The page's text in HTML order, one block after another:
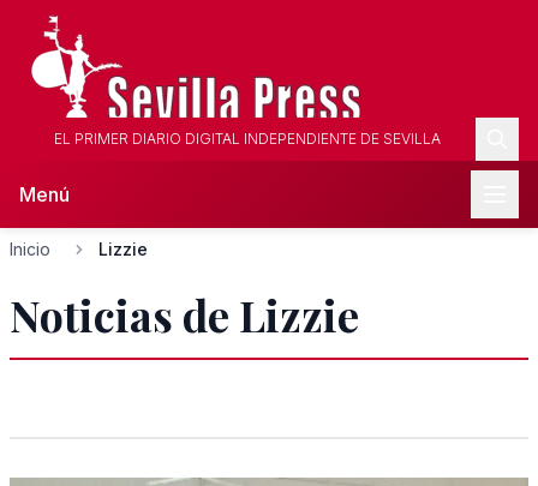
EL PRIMER DIARIO DIGITAL INDEPENDIENTE DE SEVILLA
Menú
Inicio Lizzie
Noticias de Lizzie